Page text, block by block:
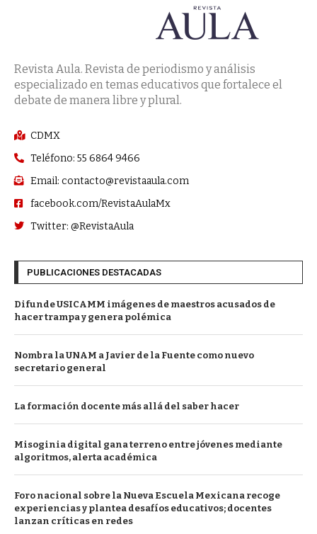
Revista Aula. Revista de periodismo y análisis
especializado en temas educativos que fortalece el
debate de manera libre y plural.
CDMX
Teléfono: 55 6864 9466
Email: contacto@revistaaula.com
facebook.com/RevistaAulaMx
Twitter: @RevistaAula
PUBLICACIONES DESTACADAS
Difunde USICAMM imágenes de maestros acusados de
hacer trampa y genera polémica
Nombra la UNAM a Javier de la Fuente como nuevo
secretario general
La formación docente más allá del saber hacer
Misoginia digital gana terreno entre jóvenes mediante
algoritmos, alerta académica
Foro nacional sobre la Nueva Escuela Mexicana recoge
experiencias y plantea desafíos educativos; docentes
lanzan críticas en redes